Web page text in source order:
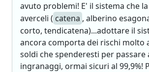
avuto problemi! E' il sistema che
averceli ( catena , alberino
corto, tendicatena)...adottare il
ancora comporta dei rischi molto
soldi che spenderesti per passare
ingranaggi, ormai sicuri al 99,9%!